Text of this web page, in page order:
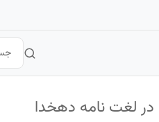
در لغت نامه دهخدا